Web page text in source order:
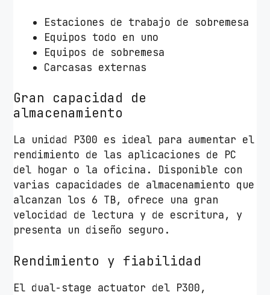
d
a
Estaciones de trabajo de sobremesa
Equipos todo en uno
Equipos de sobremesa
Carcasas externas
Gran capacidad de
almacenamiento
La unidad P300 es ideal para aumentar el
rendimiento de las aplicaciones de PC
del hogar o la oficina. Disponible con
varias capacidades de almacenamiento que
alcanzan los 6 TB, ofrece una gran
velocidad de lectura y de escritura, y
presenta un diseño seguro.
Rendimiento y fiabilidad
El dual-stage actuator del P300,